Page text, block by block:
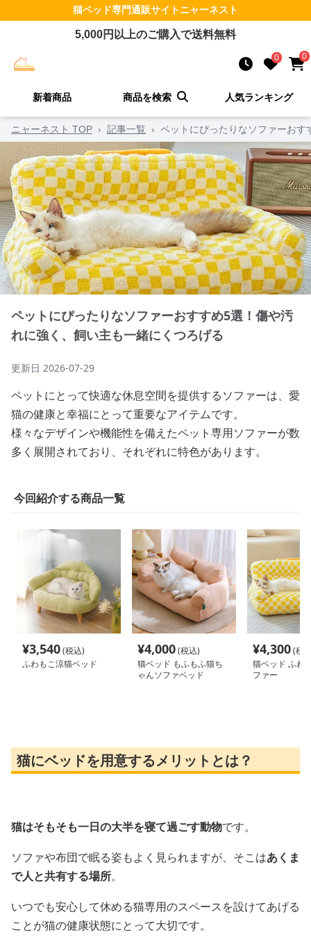
猫ベッド専門通販サイトニャーネスト
5,000円以上のご購入で送料無料
0 0
新着商品 商品を検索 人気ランキング
ニャーネスト TOP › 記事一覧 › ペットにぴったりなソファーお
ペットにぴったりなソファーおすすめ5選！傷や汚
れに強く、飼い主も一緒にくつろげる
更新日 2026-07-29
ペットにとって快適な休息空間を提供するソファーは、愛
猫の健康と幸福にとって重要なアイテムです。
様々なデザインや機能性を備えたペット専用ソファーが数
多く展開されており、それぞれに特色があります。
今回紹介する商品一覧
¥3,540(税込)
ふわもこ涼猫ベッド
¥4,000(税込)
猫ベッド もふもふ猫ち
ゃんソファベッド
¥4,300(税
猫ベッド ふわ
ファー
猫にベッドを用意するメリットとは？
猫はそもそも一日の大半を寝て過ごす動物です。
ソファや布団で眠る姿もよく見られますが、そこはあくま
で人と共有する場所。
いつでも安心して休める猫専用のスペースを設けてあげる
ことが猫の健康状態にとって大切です。